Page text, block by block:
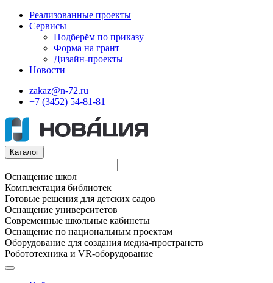
Реализованные проекты
Сервисы
Подберём по приказу
Форма на грант
Дизайн-проекты
Новости
zakaz@n-72.ru
+7 (3452) 54-81-81
Каталог
Оснащение школ
Комплектация библиотек
Готовые решения для детских садов
Оснащение университетов
Современные школьные кабинеты
Оснащение по национальным проектам
Оборудование для создания медиа-пространств
Робототехника и VR-оборудование